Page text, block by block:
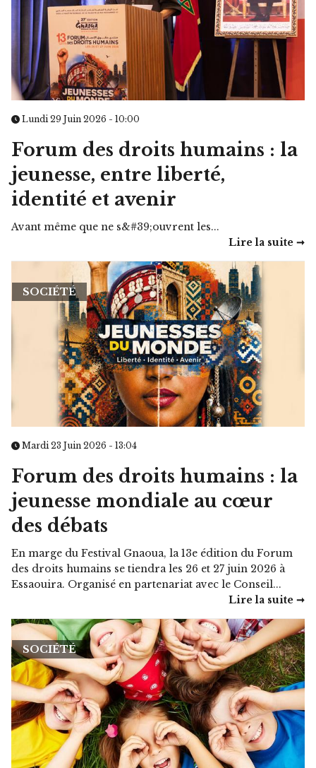
Lundi 29 Juin 2026 - 10:00
Forum des droits humains : la
jeunesse, entre liberté,
identité et avenir
Avant même que ne s&#39;ouvrent les...
Lire la suite ➞
SOCIÉTÉ
Mardi 23 Juin 2026 - 13:04
Forum des droits humains : la
jeunesse mondiale au cœur
des débats
En marge du Festival Gnaoua, la 13e édition du Forum
des droits humains se tiendra les 26 et 27 juin 2026 à
Essaouira. Organisé en partenariat avec le Conseil...
Lire la suite ➞
SOCIÉTÉ